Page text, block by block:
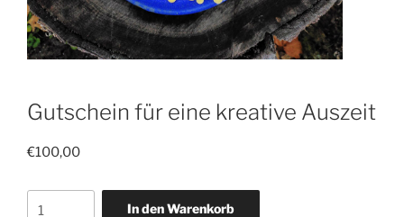
Gutschein für eine kreative Auszeit
€100,00
In den Warenkorb